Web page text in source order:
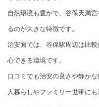
自然環境も豊かで、谷保天満
るのが大きな特徴です。
治安面では、谷保駅周辺は比
心できる環境です。
口コミでも治安の良さや静か
人暮らしやファミリー世帯にも